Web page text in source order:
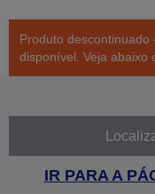
Produto
disponível. Veja abaixo
IR PARA A